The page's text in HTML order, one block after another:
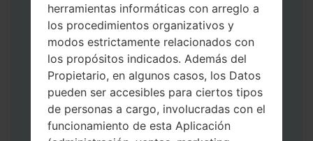
Descargue a su PC: la última versión de
Odin 3.
A continuación, extraiga el archivo de
firmware.
Debe obtener 1 (si es archivo 1, elíjalo aquí)
o 5 (si es archivo 5, selecciónelo aquí):
herramientas informáticas con arreglo a
los procedimientos organizativos y
modos estrictamente relacionados con
los propósitos indicados. Además del
Propietario, en algunos casos, los Datos
pueden ser accesibles para ciertos tipos
de personas a cargo, involucradas con el
funcionamiento de esta Aplicación